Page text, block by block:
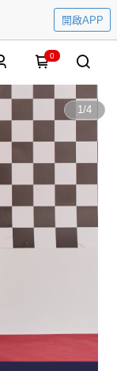
開啟APP
0
1/4